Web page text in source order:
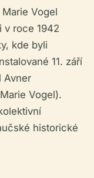
Vogel
v roce 1942
kde byli
11. září
Avner
Vogel).
historické